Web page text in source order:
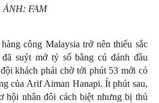
ẢNH: FAM
công Malaysia trở nên thiếu sắc
suýt mở tỷ số bằng cú đánh đầu
khách phải chờ tới phút 53 mới có
của Arif Aiman Hanapi. Ít phút sau,
hội nhân đôi cách biệt nhưng bị thủ